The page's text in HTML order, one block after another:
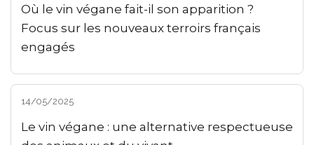
Où le vin végane fait-il son apparition ?
Focus sur les nouveaux terroirs français
engagés
14/05/2025
Le vin végane : une alternative respectueuse